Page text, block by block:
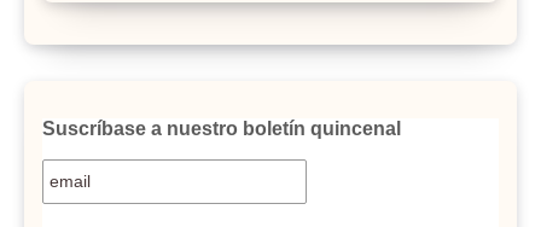
Suscríbase a nuestro boletín quincenal